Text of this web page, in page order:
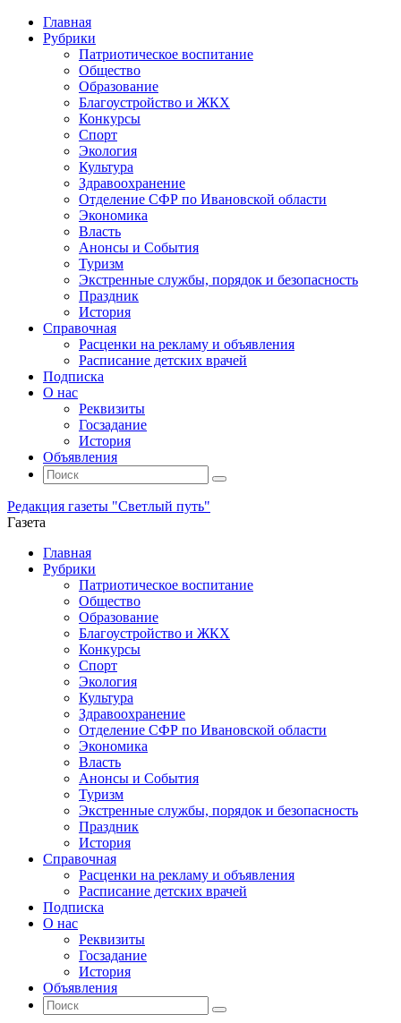
Главная
Рубрики
Патриотическое воспитание
Общество
Образование
Благоустройство и ЖКХ
Конкурсы
Спорт
Экология
Культура
Здравоохранение
Отделение СФР по Ивановской области
Экономика
Власть
Анонсы и События
Туризм
Экстренные службы, порядок и безопасность
Праздник
История
Справочная
Расценки на рекламу и объявления
Расписание детских врачей
Подписка
О нас
Реквизиты
Госзадание
История
Объявления
Поиск
Искать:
Поиск
Редакция газеты "Светлый путь"
Газета
Промотать
содержимому
Главная
Рубрики
Патриотическое воспитание
Общество
Образование
Благоустройство и ЖКХ
Конкурсы
Спорт
Экология
Культура
Здравоохранение
Отделение СФР по Ивановской области
Экономика
Власть
Анонсы и События
Туризм
Экстренные службы, порядок и безопасность
Праздник
История
Справочная
Расценки на рекламу и объявления
Расписание детских врачей
Подписка
О нас
Реквизиты
Госзадание
История
Объявления
Поиск
Искать:
Поиск